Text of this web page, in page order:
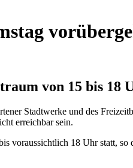
von 15 bis 18
Stadtwerke und des
erreichbar sein.
voraussichtlich 18 Uhr statt,